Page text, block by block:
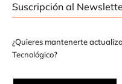
Suscripción al
¿Quieres mantenerte
Tecnológico?